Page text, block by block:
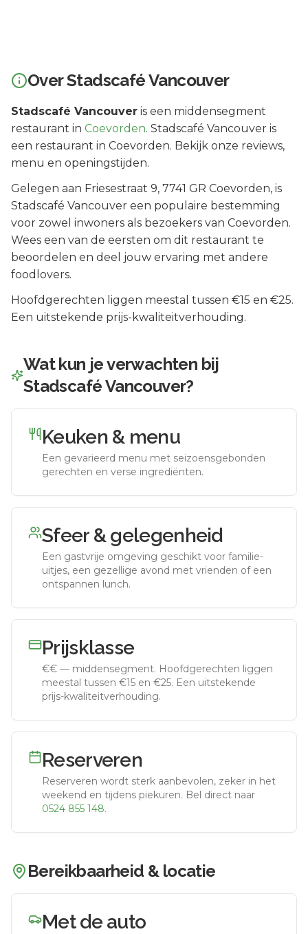
OverStadscafé Vancouver
Stadscafé Vancouver is een middensegment
restaurant in Coevorden. Stadscafé Vancouver is
een restaurant in Coevorden. Bekijk onze reviews,
menu en openingstijden.
Gelegen aan Friesestraat 9, 7741 GR Coevorden, is
Stadscafé Vancouver een populaire bestemming
voor zowel inwoners als bezoekers van Coevorden.
Wees een van de eersten om dit restaurant te
beoordelen en deel jouw ervaring met andere
foodlovers.
Hoofdgerechten liggen meestal tussen €15 en €25.
Een uitstekende prijs-kwaliteitverhouding.
Wat kun je verwachten bij
Stadscafé Vancouver?
Keuken & menu
Een gevarieerd menu met seizoensgebonden
gerechten en verse ingrediënten.
Sfeer & gelegenheid
Een gastvrije omgeving geschikt voor familie-
uitjes, een gezellige avond met vrienden of een
ontspannen lunch.
Prijsklasse
€€ — middensegment. Hoofdgerechten liggen
meestal tussen €15 en €25. Een uitstekende
prijs-kwaliteitverhouding.
Reserveren
Reserveren wordt sterk aanbevolen, zeker in het
weekend en tijdens piekuren. Bel direct naar
0524 855 148.
Bereikbaarheid & locatie
Met de auto